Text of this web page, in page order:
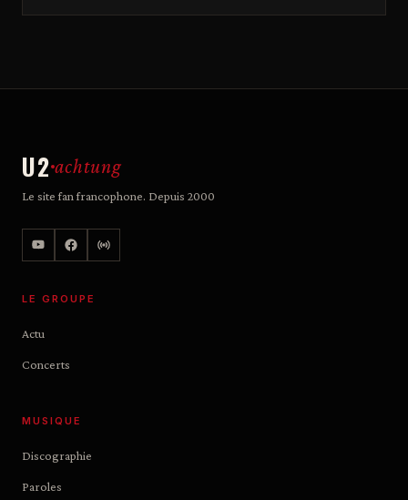
U2 achtung
Le site fan francophone. Depuis 2000
LE GROUPE
Actu
Concerts
MUSIQUE
Discographie
Paroles